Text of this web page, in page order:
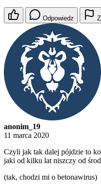
Odpowiedz
anonim_19
11 marca 2020
Czyli jak tak dalej pójdzie to
jaki od kilku lat niszczy od
(tak, chodzi mi o betonawirus)